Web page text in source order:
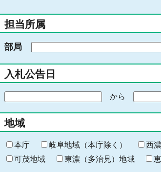
ー
入
力
担当所属
部局
入札公告日
の
始
ま
り
から
終
わ
り
地域
本庁 岐阜地域（本庁除く） 西
可茂地域
東濃（多治見）地域